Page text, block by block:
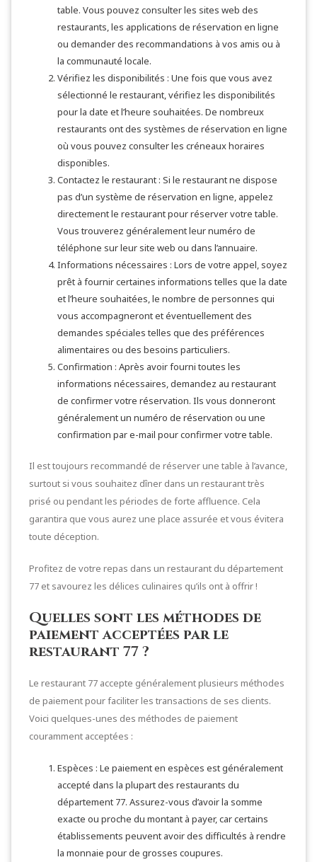
table. Vous pouvez consulter les sites web des
restaurants, les applications de réservation en ligne
ou demander des recommandations à vos amis ou à
la communauté locale.
Vérifiez les disponibilités : Une fois que vous avez
sélectionné le restaurant, vérifiez les disponibilités
pour la date et l’heure souhaitées. De nombreux
restaurants ont des systèmes de réservation en ligne
où vous pouvez consulter les créneaux horaires
disponibles.
Contactez le restaurant : Si le restaurant ne dispose
pas d’un système de réservation en ligne, appelez
directement le restaurant pour réserver votre table.
Vous trouverez généralement leur numéro de
téléphone sur leur site web ou dans l’annuaire.
Informations nécessaires : Lors de votre appel, soyez
prêt à fournir certaines informations telles que la date
et l’heure souhaitées, le nombre de personnes qui
vous accompagneront et éventuellement des
demandes spéciales telles que des préférences
alimentaires ou des besoins particuliers.
Confirmation : Après avoir fourni toutes les
informations nécessaires, demandez au restaurant
de confirmer votre réservation. Ils vous donneront
généralement un numéro de réservation ou une
confirmation par e-mail pour confirmer votre table.
Il est toujours recommandé de réserver une table à l’avance,
surtout si vous souhaitez dîner dans un restaurant très
prisé ou pendant les périodes de forte affluence. Cela
garantira que vous aurez une place assurée et vous évitera
toute déception.
Profitez de votre repas dans un restaurant du département
77 et savourez les délices culinaires qu’ils ont à offrir !
Quelles sont les méthodes de
paiement acceptées par le
restaurant 77 ?
Le restaurant 77 accepte généralement plusieurs méthodes
de paiement pour faciliter les transactions de ses clients.
Voici quelques-unes des méthodes de paiement
couramment acceptées :
Espèces : Le paiement en espèces est généralement
accepté dans la plupart des restaurants du
département 77. Assurez-vous d’avoir la somme
exacte ou proche du montant à payer, car certains
établissements peuvent avoir des difficultés à rendre
la monnaie pour de grosses coupures.